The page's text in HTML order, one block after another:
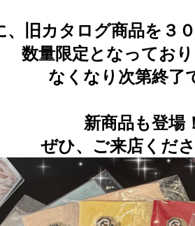
、旧カタログ商品を３
数量限定となってお
なくなり次第終了
新商品も登場
ぜひ、ご来店くだ